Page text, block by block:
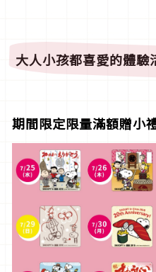
大人小孩都喜愛的體驗
期間限定限量滿額贈小